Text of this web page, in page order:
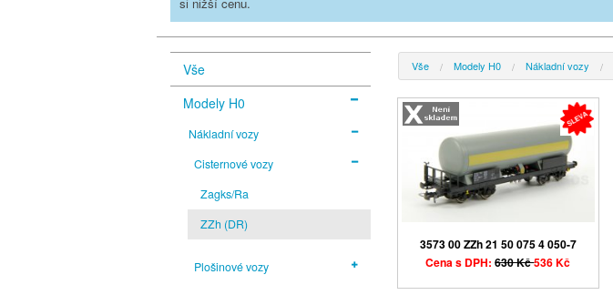
Vše
Modely H0
Nákladní vozy
Cisternové vozy
Zagks/Ra
ZZh (DR)
Plošinové vozy
Vše Modely H0 Nákladní vozy
3573 00 ZZh 21 50 075 4 050-7
Cena s DPH:630 Kč536 Kč